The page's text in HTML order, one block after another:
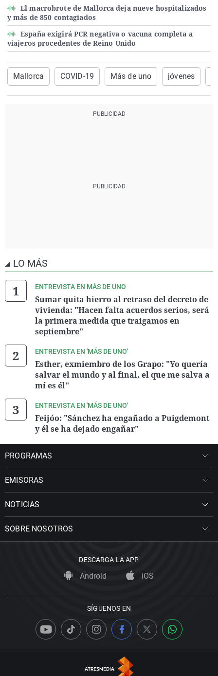
El macrobrote de Mallorca deja nueve hospitalizados
y más de 850 contagiados
España exigirá PCR negativa o vacuna completa a
viajeros procedentes de Reino Unido
Mallorca COVID-19 Más de uno jóvenes
LO MÁS
ENTREVISTA EN MÁS DE UNO
Sumar quita hierro al retraso del decreto de
vivienda: "Hacen falta acuerdos serios, será
la primera medida que traigamos en
septiembre"
ENTREVISTA EN 'MÁS DE UNO'
Esther, exmiembro de los Grapo: "Yo quería
salvar el mundo y al final, el que me salva a
mí es él"
ENTREVISTA EN 'MÁS DE UNO'
Feijóo: "Sánchez ha engañado a Puigdemont
y él se ha dejado engañar"
PROGRAMAS
EMISORAS
NOTICIAS
SOBRE NOSOTROS
DESCARGA LA APP
Android iOS
SÍGUENOS EN